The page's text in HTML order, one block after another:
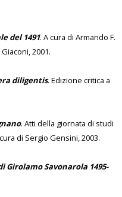
del 1491. A cura di Armando F.
2001.
diligentis. Edizione critica a
. Atti della giornata di studi
di Sergio Gensini, 2003.
Girolamo Savonarola 1495-